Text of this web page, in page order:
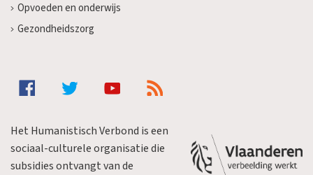
Opvoeden en onderwijs
Gezondheidszorg
Het Humanistisch Verbond is een
sociaal-culturele organisatie die
subsidies ontvangt van de